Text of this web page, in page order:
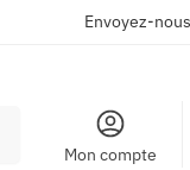
Envoyez-
Mon compte